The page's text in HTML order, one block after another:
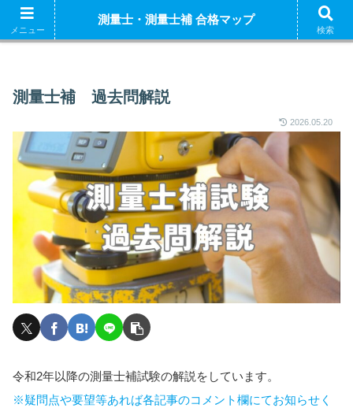
ホーム 測量
測量士補 過去問解説
2026.05.20
令和2年以降の測量士補試験の解説をしています。
※疑問点や要望等あれば各記事のコメント欄にてお知らせく
メニュー
測量士・測量士補 合格マップ
検索